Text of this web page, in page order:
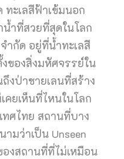
ะเลสีฟ้าเข้มนอก
น้ำที่สวยที่สุดในโลก
ำกัด อยู่ที่น้ำทะเลสี
ของสิ่งมหัศจรรย์ใน
งป่าชายเลนที่สร้าง
คยเห็นที่ไหนในโลก
ศไทย สถานที่บาง
มว่าเป็น Unseen
องสถานที่ที่ไม่เหมือน